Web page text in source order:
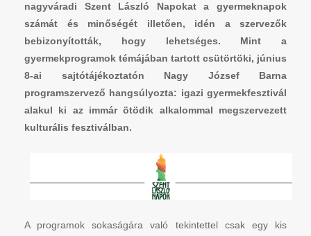
nagyváradi Szent László Napokat a gyermeknapok
számát és minőségét illetően, idén a szervezők
bebizonyították, hogy lehetséges. Mint a
gyermekprogramok témájában tartott csütörtöki, június
8-ai sajtótájékoztatón Nagy József Barna
programszervező hangsúlyozta: igazi gyermekfesztivál
alakul ki az immár ötödik alkalommal megszervezett
kulturális fesztiválban.
A programok sokaságára való tekintettel csak egy kis